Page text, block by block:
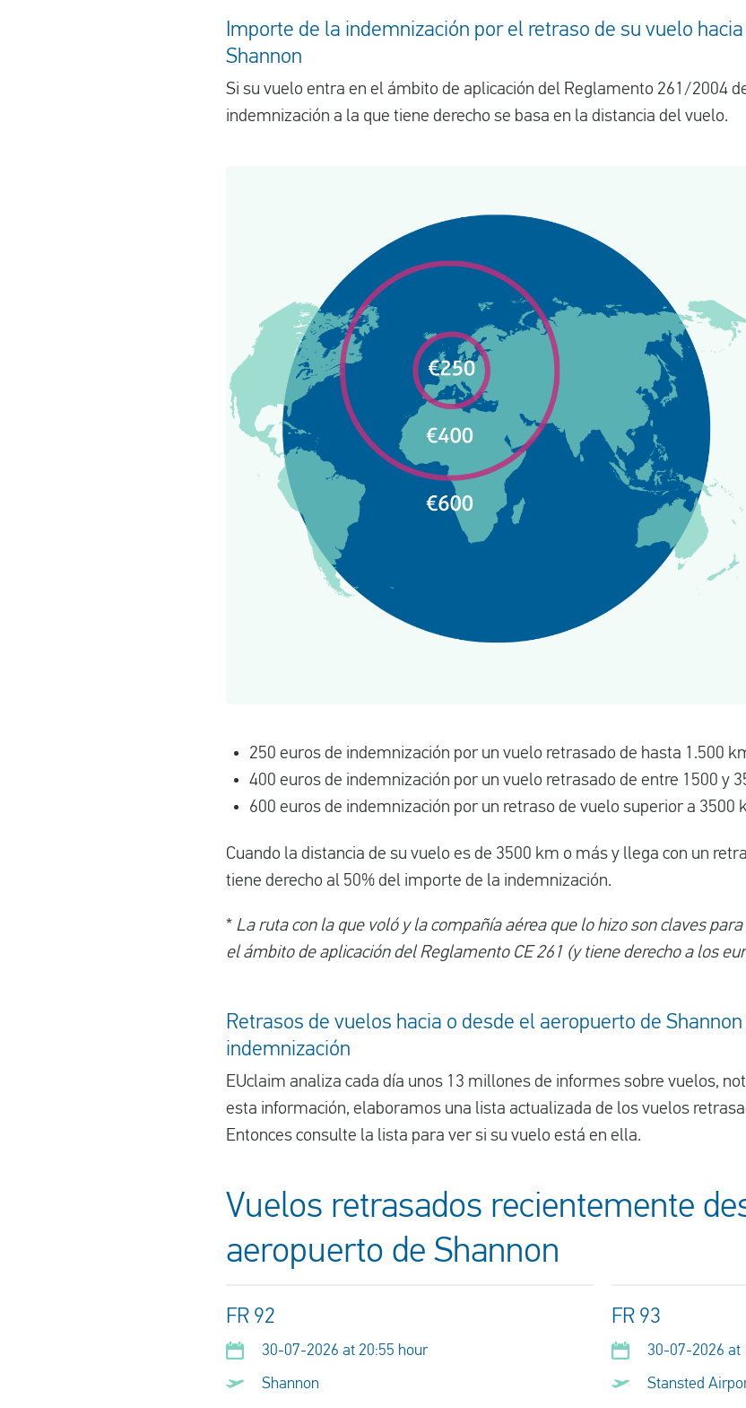
Importe de la indemnización por el retraso de su vuelo
Shannon
Si su vuelo entra en el ámbito de aplicación del Reglamento 261/2004
indemnización a la que tiene derecho se basa en la distancia del vuelo.
250 euros de indemnización por un vuelo retrasado de hasta 1.500
400 euros de indemnización por un vuelo retrasado de entre 1500 y
600 euros de indemnización por un retraso de vuelo superior a 3500
Cuando la distancia de su vuelo es de 3500 km o más y llega con un
tiene derecho al 50% del importe de la indemnización.
* La ruta con la que voló y la compañía aérea que lo hizo son claves
el ámbito de aplicación del Reglamento CE 261 (y tiene derecho a los
Retrasos de vuelos hacia o desde el aeropuerto de Shannon
indemnización
EUclaim analiza cada día unos 13 millones de informes sobre vuelos,
esta información, elaboramos una lista actualizada de los vuelos
Entonces consulte la lista para ver si su vuelo está en ella.
Vuelos retrasados recientemente
aeropuerto de Shannon
FR 92
30-07-2026 at 20:55 hour
Shannon
FR 93
30-07-2026 at
Stansted